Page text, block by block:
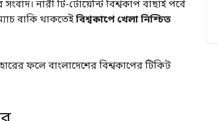
নারী টি-টোয়েন্টি বিশ্বকাপ বাছাই পর্বে
বাকি থাকতেইবিশ্বকাপে খেলা নিশ্চিত
হারের ফলে বাংলাদেশের বিশ্বকাপের টিকিট